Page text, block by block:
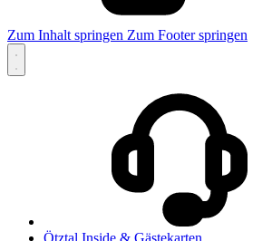
Zum Inhalt springen Zum Footer springen
Ötztal Inside & Gästekarten